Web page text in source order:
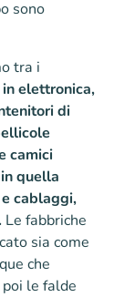
sono
tra i
elettronica,
di
camici
quella
cablaggi,
Le fabbriche
sia come
che
le falde